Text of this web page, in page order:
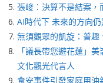
張峻：決算不是結案，
AI時代下 未來的方向
無須觀眾的凱旋：普趣
「議長帶您遊花蓮」
文化觀光代言人
食安事件引發家庭用